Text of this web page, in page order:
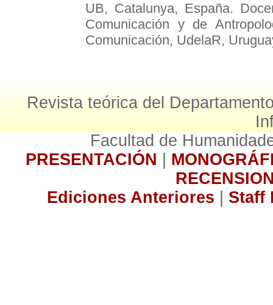
UB, Catalunya, España.
Comunicación y de
Comunicación, UdelaR,
Revista teórica del
Facultad de
PRESENTACIÓN
Ediciones Anteriores
Staff